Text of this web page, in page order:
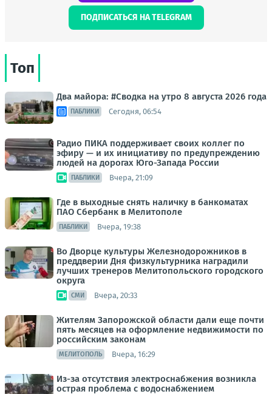
ПОДПИСАТЬСЯ НА TELEGRAM
Топ
Два майора: #Сводка на утро 8 августа 2026 года
ПАБЛИКИ Сегодня, 06:54
Радио ПИКА поддерживает своих коллег по
эфиру — и их инициативу по предупреждению
людей на дорогах Юго-Запада России
ПАБЛИКИ Вчера, 21:09
Где в выходные снять наличку в банкоматах
ПАО Сбербанк в Мелитополе
ПАБЛИКИ Вчера, 19:38
Во Дворце культуры Железнодорожников в
преддверии Дня физкультурника наградили
лучших тренеров Мелитопольского городского
округа
СМИ Вчера, 20:33
Жителям Запорожской области дали еще почти
пять месяцев на оформление недвижимости по
российским законам
МЕЛИТОПОЛЬ Вчера, 16:29
Из-за отсутствия электроснабжения возникла
острая проблема с водоснабжением